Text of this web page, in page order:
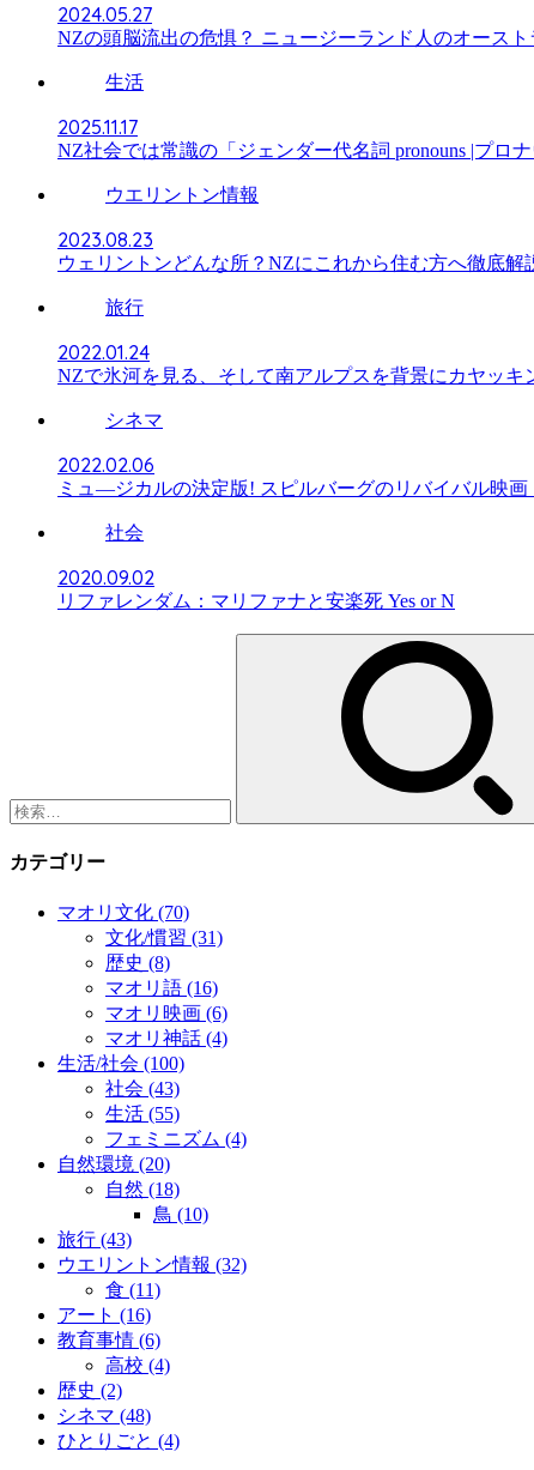
2024.05.27
NZの頭脳流出の危惧？ ニュージーランド人のオース
生活
2025.11.17
NZ社会では常識の「ジェンダー代名詞 pronouns |プロ
ウエリントン情報
2023.08.23
ウェリントンどんな所？NZにこれから住む方へ徹底解
旅行
2022.01.24
NZで氷河を見る、そして南アルプスを背景にカヤッキ
シネマ
2022.02.06
ミュ―ジカルの決定版! スピルバーグのリバイバル
社会
2020.09.02
リファレンダム：マリファナと安楽死 Yes or N
カテゴリー
マオリ文化 (70)
文化/慣習 (31)
歴史 (8)
マオリ語 (16)
マオリ映画 (6)
マオリ神話 (4)
生活/社会 (100)
社会 (43)
生活 (55)
フェミニズム (4)
自然環境 (20)
自然 (18)
鳥 (10)
旅行 (43)
ウエリントン情報 (32)
食 (11)
アート (16)
教育事情 (6)
高校 (4)
歴史 (2)
シネマ (48)
ひとりごと (4)